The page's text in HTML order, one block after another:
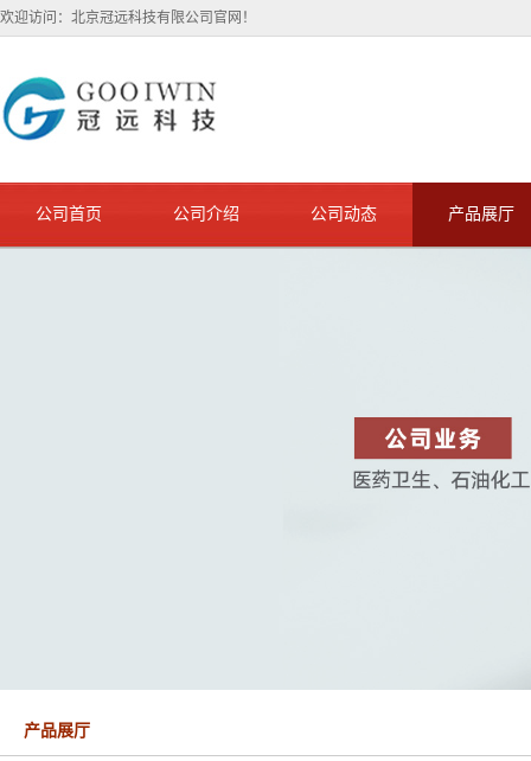
欢迎访问：北京冠远科技有限公司官网！
公司首页 公司介绍 公司动态 产品展厅
产品展厅